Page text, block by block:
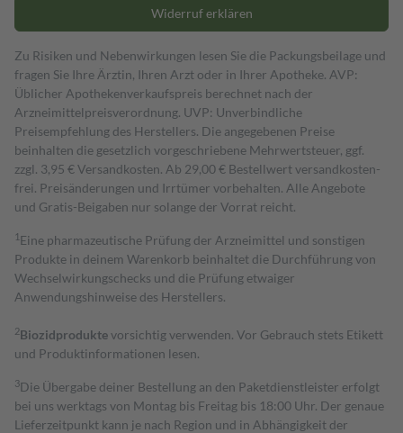
Widerruf erklären
Zu Risiken und Nebenwirkungen lesen Sie die Packungsbeilage und
fragen Sie Ihre Ärztin, Ihren Arzt oder in Ihrer Apotheke. AVP:
Üblicher Apothekenverkaufspreis berechnet nach der
Arzneimittelpreisverordnung. UVP: Unverbindliche
Preisempfehlung des Herstellers. Die angegebenen Preise
beinhalten die gesetzlich vorgeschriebene Mehrwertsteuer, ggf.
zzgl. 3,95 € Versandkosten. Ab 29,00 € Bestell­wert versand­kosten­
frei. Preisänderungen und Irrtümer vorbehalten. Alle Angebote
und Gratis-Beigaben nur solange der Vorrat reicht.
1 Eine pharmazeutische Prüfung der Arzneimittel und sonstigen
Produkte in deinem Warenkorb beinhaltet die Durchführung von
Wechselwirkungschecks und die Prüfung etwaiger
Anwendungshinweise des Herstellers.
2Biozidproduktevorsichtig verwenden. Vor Gebrauch stets Etikett
und Produktinformationen lesen.
3Die Übergabe deiner Bestellung an den Paketdienstleister erfolgt
bei uns werktags von Montag bis Freitag bis 18:00 Uhr. Der genaue
Lieferzeitpunkt kann je nach Region und in Abhängigkeit der